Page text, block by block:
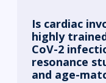
Is cardiac
highly
CoV-2
resonance
and age-